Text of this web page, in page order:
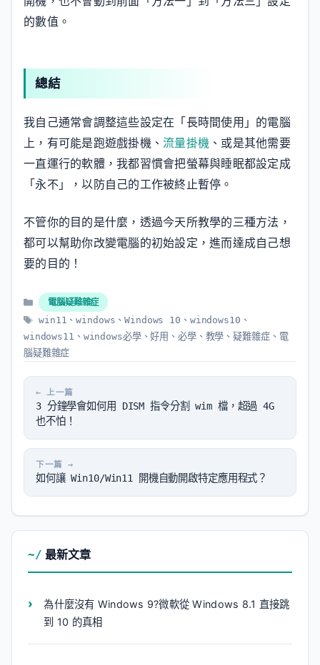
的數值。
總結
我自己通常會調整這些設定在「長時間使用」的電腦
上，有可能是跑遊戲掛機、流量掛機 、或是其他需要
一直運行的軟體，我都習慣會把螢幕與睡眠都設定成
「永不」，以防自己的工作被終止暫停。
不管你的目的是什麼，透過今天所教學的三種方法，
都可以幫助你改變電腦的初始設定，進而達成自己想
要的目的！
分
類
電腦疑難雜症
標
籤
win11 、windows 、Windows 10 、 windows10 、
windows11 、 windows必學、好用 、 必學、 教學 、疑難雜症、 電
腦疑難雜症
3 分鐘學會如何用 DISM 指令分割 wim 檔，超過 4G
也不怕！
如何讓 Win10/Win11 開機自動開啟特定應用程式？
最新文章
為什麼沒有 Windows 9?微軟從 Windows 8.1 直接跳
到 10 的真相